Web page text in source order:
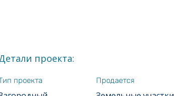
проекта:
проекта Продается